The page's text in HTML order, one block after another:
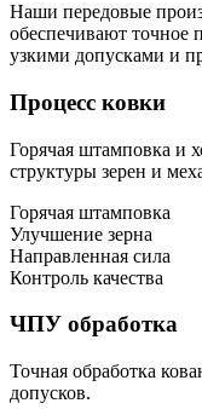
Наши передовые
обеспечивают точное
узкими допусками и
Процесс ковки
Горячая штамповка и
структуры зерен и
Горячая штамповка
Улучшение зерна
Направленная сила
Контроль качества
ЧПУ обработка
Точная обработка
допусков.